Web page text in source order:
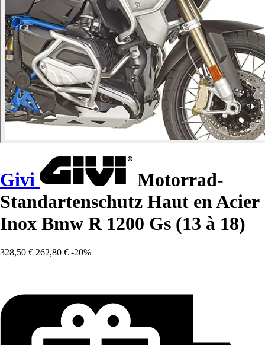
Givi
Motorrad-
Standartenschutz Haut en Acier
Inox Bmw R 1200 Gs (13 à 18)
328,50 € 262,80 € -20%